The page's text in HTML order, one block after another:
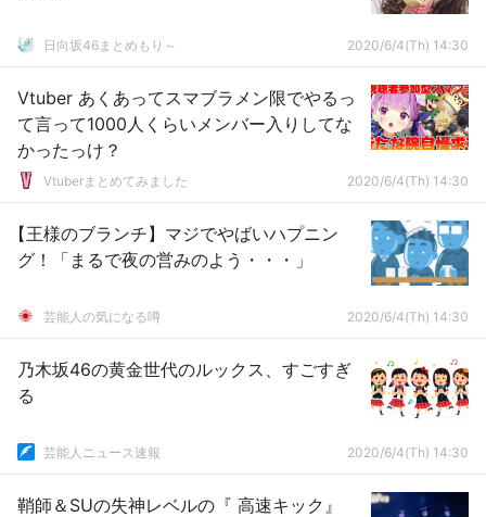
日向坂46まとめもり～ 2020/6/4(Th) 14:30
Vtuber あくあってスマブラメン限でやるっ
て言って1000人くらいメンバー入りしてな
かったっけ？
Vtuberまとめてみました 2020/6/4(Th) 14:30
【王様のブランチ】マジでやばいハプニン
グ！「まるで夜の営みのよう・・・」
芸能人の気になる噂 2020/6/4(Th) 14:30
乃木坂46の黄金世代のルックス、すごすぎ
る
芸能人ニュース速報 2020/6/4(Th) 14:30
鞘師＆SUの失神レベルの『 高速キック』